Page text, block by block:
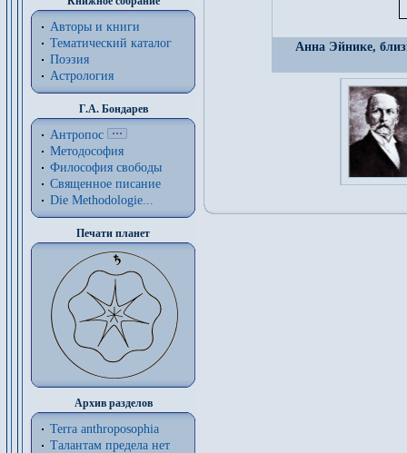
Авторы и книги
Тематический каталог
Поэзия
Астрология
Г.А. Бондарев
Антропос
Методософия
Философия cвободы
Священное писание
Die Methodologie...
Печати планет
Архив разделов
Terra anthroposophia
Талантам предела нет
Анна Эйнике,